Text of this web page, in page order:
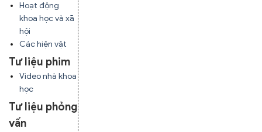
Hoạt động
khoa học và xã
hội
Các hiện vật
Tư liệu phim
Video nhà khoa
học
Tư liệu phỏng
vấn